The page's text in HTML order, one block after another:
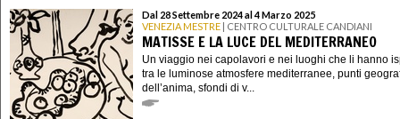
Dal 28 Settembre 2024 al 4 Marzo 2025
VENEZIA MESTRE | CENTRO CULTURALE CANDIANI
MATISSE E LA LUCE DEL MEDITERRANEO
Un viaggio nei capolavori e nei luoghi che li hanno
tra le luminose atmosfere mediterranee, punti
dell’anima, sfondi di v...